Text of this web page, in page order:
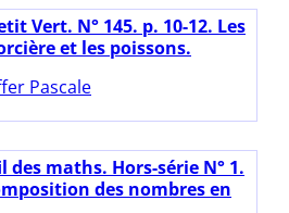
Vert. N° 145. p. 10-12. Les
et les poissons.
Pascale
des maths. Hors-série N° 1.
des nombres en